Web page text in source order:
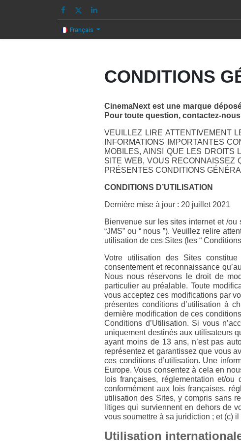
Français
CONDITIONS
CinemaNext est une marque
Pour toute question, contactez-
VEUILLEZ LIRE ATTENTIVEMENT
INFORMATIONS IMPORTANTES
MOBILES, AINSI QUE LES DROITS
SITE WEB, VOUS RECONNAISSEZ
PRÉSENTES CONDITIONS
CONDITIONS D’UTILISATION
Dernière mise à jour : 20 juillet 2021
Bienvenue sur les sites internet et /
“JMS” ou “ nous ”). Veuillez relire
utilisation de ces Sites (les “
Votre utilisation des Sites
consentement et reconnaissance
Nous nous réservons le droit de
particulier au préalable. Toute
vous acceptez ces modifications par
présentes conditions d’utilisation à
dernière modification de ces
Conditions d’Utilisation. Si vous
uniquement destinés aux utilisateurs
ayant moins de 13 ans, n’est pas
représentez et garantissez que vous
ces conditions d’utilisation. Une
Europe. Vous consentez à cela en
lois françaises, réglementation et/
conformément aux lois françaises,
utilisation des Sites, y compris sans
litiges qui surviennent en dehors de
vous soumettre à sa juridiction ; et (c)
Utilisation